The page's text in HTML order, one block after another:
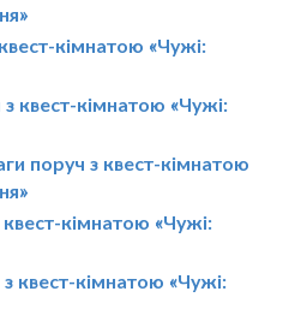
кімнатою «Чужі:
квест-кімнатою «Чужі:
поруч з квест-кімнатою
кімнатою «Чужі:
квест-кімнатою «Чужі: